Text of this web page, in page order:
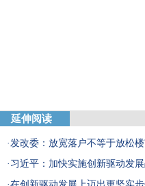
延伸阅读
·发改委：放宽落户不等于放松
· 习近平：加快实施创新驱动发